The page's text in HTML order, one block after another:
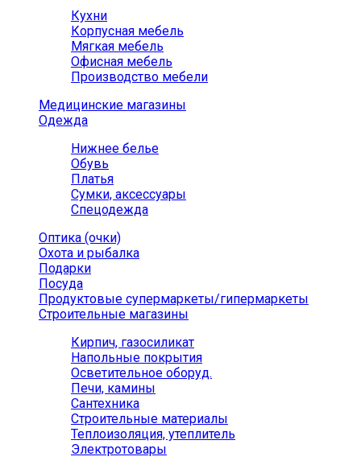
Кухни
Корпусная мебель
Мягкая мебель
Офисная мебель
Производство мебели
Медицинские магазины
Одежда
Нижнее белье
Обувь
Платья
Сумки, аксессуары
Спецодежда
Оптика (очки)
Охота и рыбалка
Подарки
Посуда
Продуктовые супермаркеты/гипермаркеты
Строительные магазины
Кирпич, газосиликат
Напольные покрытия
Осветительное оборуд.
Печи, камины
Сантехника
Строительные материалы
Теплоизоляция, утеплитель
Электротовары